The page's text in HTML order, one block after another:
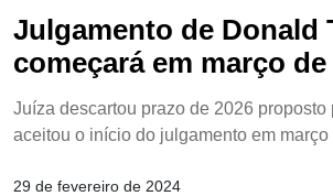
Julgamento de Donald
começará em março de
Juíza descartou prazo de 2026 proposto
aceitou o início do julgamento em março
29 de fevereiro de 2024